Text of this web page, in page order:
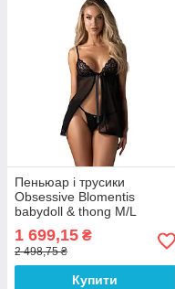
Пеньюар і трусики
Obsessive Blomentis
babydoll & thong M/L
1 699,15 ₴
2 498,75 ₴
Купити